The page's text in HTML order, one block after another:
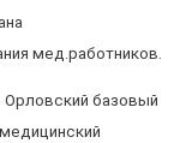
мед.работников.
Орловский базовый